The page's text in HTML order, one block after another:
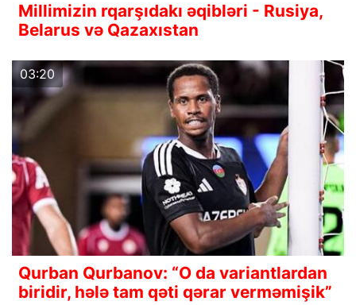
Millimizin rqarşıdakı əqibləri - Rusiya,
Belarus və Qazaxıstan
03:20
Qurban Qurbanov: “O da variantlardan
biridir, hələ tam qəti qərar verməmişik”